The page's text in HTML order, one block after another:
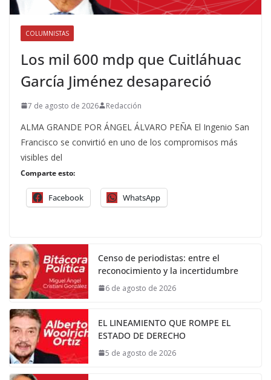
COLUMNISTAS
Los mil 600 mdp que Cuitláhuac
García Jiménez desapareció
7 de agosto de 2026 Redacción
ALMA GRANDE POR ÁNGEL ÁLVARO PEÑA El Ingenio San
Francisco se convirtió en uno de los compromisos más
visibles del
Comparte esto:
Facebook WhatsApp
Censo de periodistas: entre el
reconocimiento y la incertidumbre
6 de agosto de 2026
EL LINEAMIENTO QUE ROMPE EL
ESTADO DE DERECHO
5 de agosto de 2026